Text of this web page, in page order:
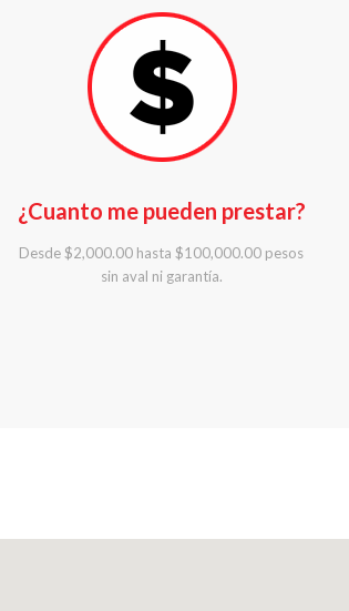
¿Cuanto me pueden prestar?
Desde $2,000.00 hasta $100,000.00 pesos
sin aval ni garantía.